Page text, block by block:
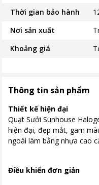
Thời gian bảo hành
Nơi sản xuất
Khoảng giá
Thông tin sản phẩm
Thiết kế hiện đại
Quạt Sưởi Sunhouse
hiện đại, đẹp mắt, gam
ngoài làm bằng nhựa cao
Điều khiển đơn giản